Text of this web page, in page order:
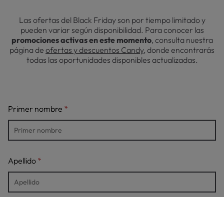
Las ofertas del Black Friday son por tiempo limitado y
pueden variar según disponibilidad. Para conocer las
promociones activas en este momento, consulta nuestra
página de ofertas y descuentos Candy, donde encontrarás
todas las oportunidades disponibles actualizadas.
Primer nombre
Apellido